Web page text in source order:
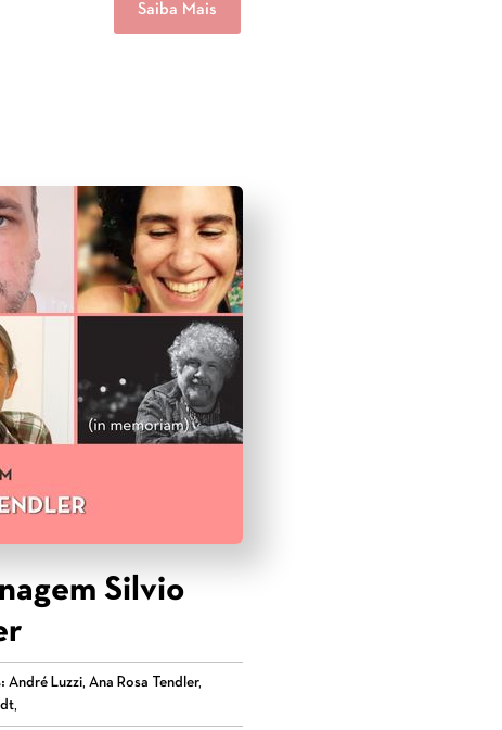
Saiba Mais
Silvio
André Luzzi, Ana Rosa Tendler,